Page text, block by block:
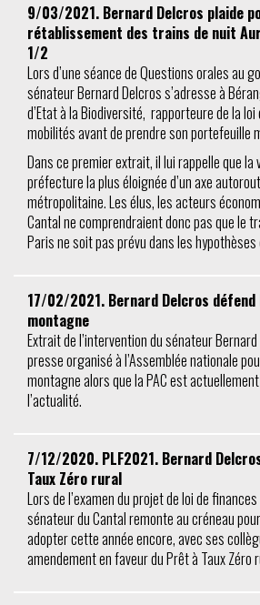
9/03/2021. Bernard Delcros plaide
rétablissement des trains de nuit
1/2
Lors d’une séance de Questions orales au
sénateur Bernard Delcros s’adresse à
d’Etat à la Biodiversité, rapporteure de la
mobilités avant de prendre son portefeuille
Dans ce premier extrait, il lui rappelle que la
préfecture la plus éloignée d’un axe
métropolitaine. Les élus, les acteurs
Cantal ne comprendraient donc pas que le
Paris ne soit pas prévu dans les
17/02/2021. Bernard Delcros défend
montagne
Extrait de l’intervention du sénateur
presse organisé à l’Assemblée nationale
montagne alors que la PAC est
l’actualité.
7/12/2020. PLF2021. Bernard
Taux Zéro rural
Lors de l’examen du projet de loi de
sénateur du Cantal remonte au créneau
adopter cette année encore, avec ses
amendement en faveur du Prêt à Taux Zéro